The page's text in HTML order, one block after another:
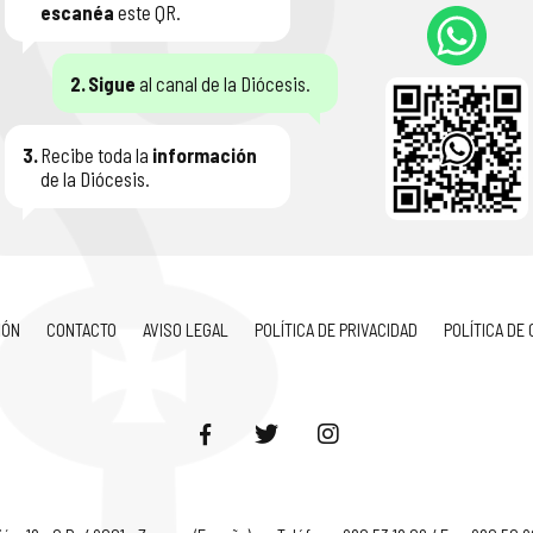
escanéa este QR.
2.Sigue al canal de la Diócesis.
3.Recibe toda la información
de la Diócesis.
CONTACTO AVISO LEGAL POLÍTICA DE PRIVACIDAD POLÍTICA DE